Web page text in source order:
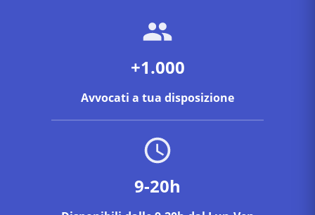
+1.000
Avvocati a tua disposizione
9-20h